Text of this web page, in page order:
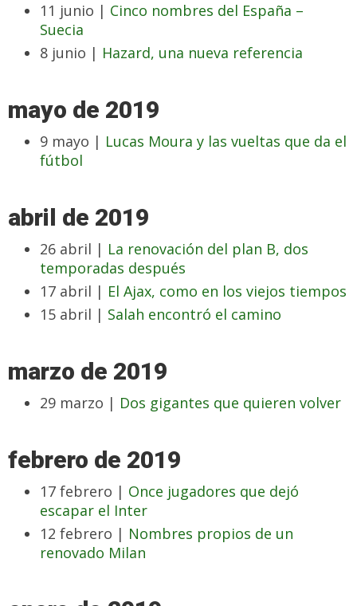
11 junio | Cinco nombres del España –
Suecia
8 junio | Hazard, una nueva referencia
mayo de 2019
9 mayo | Lucas Moura y las vueltas que da el
fútbol
abril de 2019
26 abril | La renovación del plan B, dos
temporadas después
17 abril | El Ajax, como en los viejos tiempos
15 abril | Salah encontró el camino
marzo de 2019
29 marzo | Dos gigantes que quieren volver
febrero de 2019
17 febrero | Once jugadores que dejó
escapar el Inter
12 febrero | Nombres propios de un
renovado Milan